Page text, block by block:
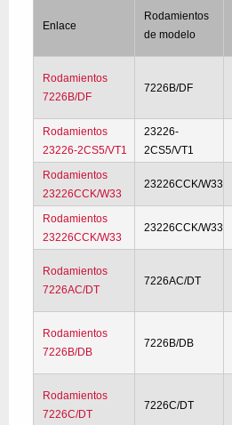
Enlace
Rodamientos
de modelo
Rodamientos
7226B/DF
7226B/DF
Rodamientos
23226-2CS5/VT1
23226-
2CS5/VT1
Rodamientos
23226CCK/W33
23226CCK/W33
Rodamientos
23226CCK/W33
23226CCK/W33
Rodamientos
7226AC/DT
7226AC/DT
Rodamientos
7226B/DB
7226B/DB
Rodamientos
7226C/DT
7226C/DT